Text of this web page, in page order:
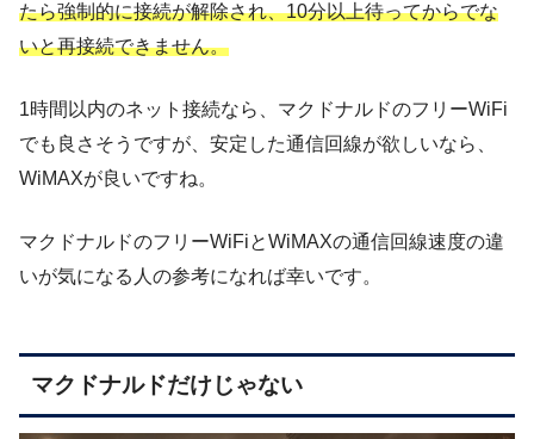
たら強制的に接続が解除され、10分以上待ってからでな
いと再接続できません。
1時間以内のネット接続なら、マクドナルドのフリーWiFi
でも良さそうですが、安定した通信回線が欲しいなら、
WiMAXが良いですね。
マクドナルドのフリーWiFiとWiMAXの通信回線速度の違
いが気になる人の参考になれば幸いです。
マクドナルドだけじゃない